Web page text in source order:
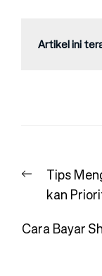
Artikel ini
pos
Previous
post:
Tips
kan
Cara Bayar